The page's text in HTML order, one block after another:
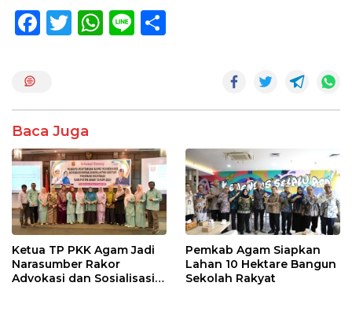
F
o
o
k
T W
p
p
Li
Baca Juga
Ketua TP PKK Agam Jadi
Narasumber Rakor
Advokasi dan Sosialisasi
Pemkab Agam Siapkan
Lahan 10 Hektare Bangun
Sekolah Rakyat